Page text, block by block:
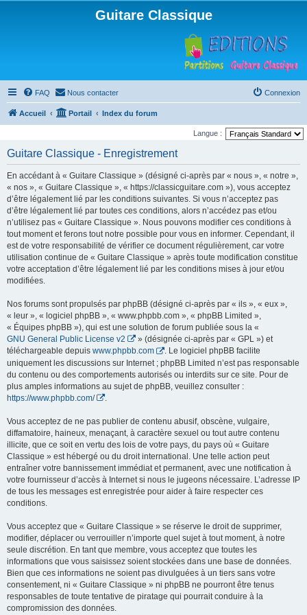
Guitare Classique
FAQ Nous contacter Connexion
Accueil Portail Index du forum
Langue :
Guitare Classique - Enregistrement
En accédant à « Guitare Classique » (désigné ci-après par « nous », « notre »,
« nos », « Guitare Classique », « https://classicguitare.com »), vous acceptez
d’être légalement lié par les conditions suivantes. Si vous n’acceptez pas
d’être légalement lié par toutes ces conditions, alors n’accédez pas et/ou
n’utilisez pas « Guitare Classique ». Nous pouvons modifier ces conditions à
tout moment et ferons tout notre possible pour vous en informer. Cependant, il
est de votre responsabilité de vérifier ce document régulièrement, car votre
utilisation continue de « Guitare Classique » après toute modification constitue
votre acceptation d’être légalement lié par les conditions mises à jour et/ou
modifiées.
Nos forums sont propulsés par phpBB (désigné ci-après par « ils », « eux »,
« leur », « logiciel phpBB », « www.phpbb.com », « phpBB Limited »,
« Équipes phpBB »), qui est une solution de forum publiée sous la «
GNU General Public License v2
» (désignée ci-après par « GPL ») et
téléchargeable depuis www.phpbb.com
. Le logiciel phpBB facilite
uniquement les discussions sur Internet ; phpBB Limited n’est pas responsable
du contenu ou des comportements autorisés ou interdits sur ce site. Pour de
plus amples informations au sujet de phpBB, veuillez consulter :
https://www.phpbb.com/
Vous acceptez de ne pas publier de contenu abusif, obscène, vulgaire,
diffamatoire, haineux, menaçant, à caractère sexuel ou tout autre contenu
illicite, que ce soit en vertu des lois de votre pays, du pays où « Guitare
Classique » est hébergé ou du droit international. Une telle action peut
entraîner votre bannissement immédiat et permanent, avec une notification à
votre fournisseur d’accès à Internet si nous le jugeons nécessaire. L’adresse IP
de tous les messages est enregistrée pour aider à faire respecter ces
conditions.
Vous acceptez que « Guitare Classique » se réserve le droit de supprimer,
modifier, déplacer ou verrouiller n’importe quel sujet à tout moment, à notre
seule discrétion. En tant que membre, vous acceptez que toutes les
informations que vous saisissez soient stockées dans une base de données.
Bien que ces informations ne soient pas divulguées à un tiers sans votre
consentement, ni « Guitare Classique » ni phpBB ne pourront être tenus
responsables de toute tentative de piratage qui pourrait conduire à la
compromission des données.